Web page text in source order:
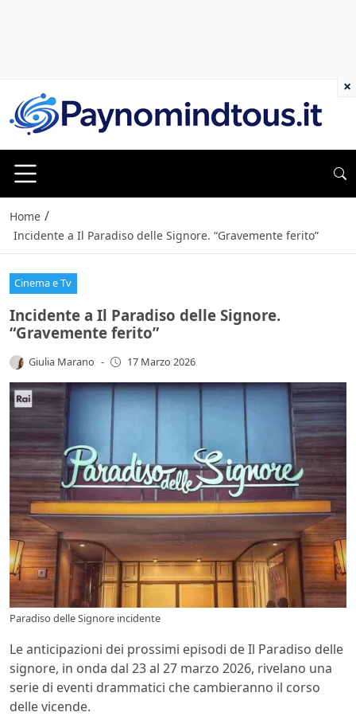
Home /
Incidente a Il Paradiso delle Signore. “Gravemente ferito”
Cinema e Tv
Incidente a Il Paradiso delle Signore.
“Gravemente ferito”
Giulia Marano - 17 Marzo 2026
Paradiso delle Signore incidente
Le anticipazioni dei prossimi episodi de Il Paradiso delle
signore, in onda dal 23 al 27 marzo 2026, rivelano una
serie di eventi drammatici che cambieranno il corso
delle vicende.
×